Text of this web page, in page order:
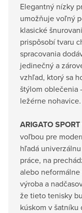
Elegantný nízky
umožňuje voľný
klasické
prispôsobí tvaru
spracovania
jedinečný a
vzhľad, ktorý sa
štýlom oblečenia
ležérne nohavice.
ARIGATO
voľbou pre
hľadá
práce, na
alebo
výroba a
že tieto tenisky
kúskom v šatníku